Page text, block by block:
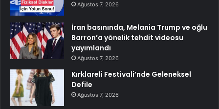
Ağustos 7, 2026
İran basınında, Melania Trump ve oğlu
Barron’a yönelik tehdit videosu
yayımlandı
Ağustos 7, 2026
Kırklareli Festivali’nde Geleneksel
Defile
Ağustos 7, 2026